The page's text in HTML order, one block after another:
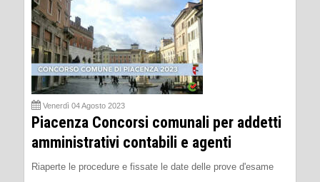
Venerdì 04 Agosto 2023
Piacenza Concorsi comunali per addetti
amministrativi contabili e agenti
Riaperte le procedure e fissate le date delle prove d'esame